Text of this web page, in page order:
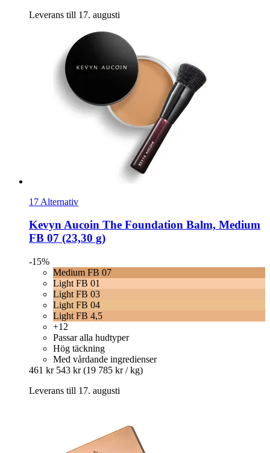
Leverans till 17. augusti
17 Alternativ
Kevyn Aucoin The Foundation Balm, Medium
FB 07 (23,30 g)
-15%
Medium FB 07
Light FB 01
Light FB 03
Light FB 04
Light FB 4,5
+12
Passar alla hudtyper
Hög täckning
Med vårdande ingredienser
461 kr 543 kr (19 785 kr / kg)
Leverans till 17. augusti